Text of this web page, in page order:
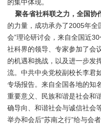
的集中体现。
聚各省社科联之力，全国协
的力量，成功承办了2005年全
会”理论研讨会，来自全国近
社科界的领导、专家参加了会
的机遇和挑战，以及进一步发
流。中共中央党校副校长李君
专场报告。来自全国各地的知
重要意义、民族和谐是社会和
确导向、和谐社会与诚信社会
举办和会后“苏南之行”给与会